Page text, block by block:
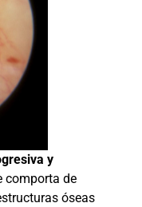
y
comporta de
óseas